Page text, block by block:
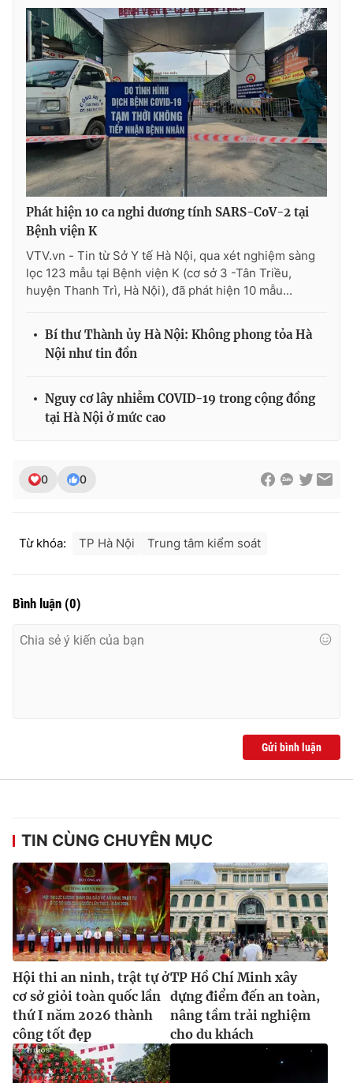
Ðiện thoại Thời báo VTV:024.66 897 897
Email:toasoan@vtv.vn
Liên hệ quảng cáo:024-7300.7108
® Cấm sao chép dưới mọi hình thức nếu không có sự chấp
thuận bằng văn bản. Ghi rõ nguồn VTV.vn khi phát hành lại
Phát hiện 10 ca nghi dương tính SARS-CoV-2 tại
Bệnh viện K
VTV.vn - Tin từ Sở Y tế Hà Nội, qua xét nghiệm sàng
lọc 123 mẫu tại Bệnh viện K (cơ sở 3 -Tân Triều,
huyện Thanh Trì, Hà Nội), đã phát hiện 10 mẫu...
Bí thư Thành ủy Hà Nội: Không phong tỏa Hà
Nội như tin đồn
Nguy cơ lây nhiễm COVID-19 trong cộng đồng
tại Hà Nội ở mức cao
0 0
Từ khóa: TP Hà Nội Trung tâm kiểm soát
Bình luận (0)
Gửi bình luận
TIN CÙNG CHUYÊN MỤC
Hội thi an ninh, trật tự ở
cơ sở giỏi toàn quốc lần
thứ I năm 2026 thành
công tốt đẹp
TP Hồ Chí Minh xây
dựng điểm đến an toàn,
nâng tầm trải nghiệm
cho du khách